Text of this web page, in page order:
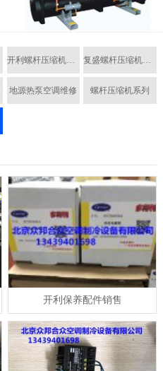
开利螺杆压缩机维修 复盛螺杆压缩机维修
地源热泵空调维修 螺杆压缩机系列
开利保养配件销售